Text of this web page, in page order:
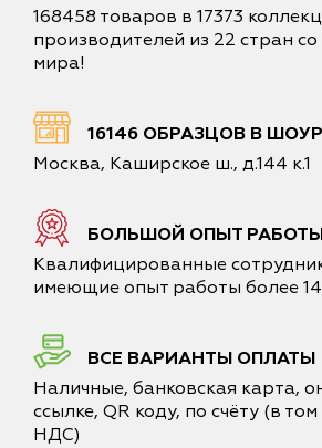
168458 товаров в 17373
производителей из 22 стран со
мира!
16146 ОБРАЗЦОВ В
Москва, Каширское ш., д.144 к.1
БОЛЬШОЙ ОПЫТ
Квалифицированные
имеющие опыт работы более 14
ВСЕ ВАРИАНТЫ ОПЛАТЫ
Наличные, банковская карта,
ссылке, QR коду, по счёту (в том
НДС)